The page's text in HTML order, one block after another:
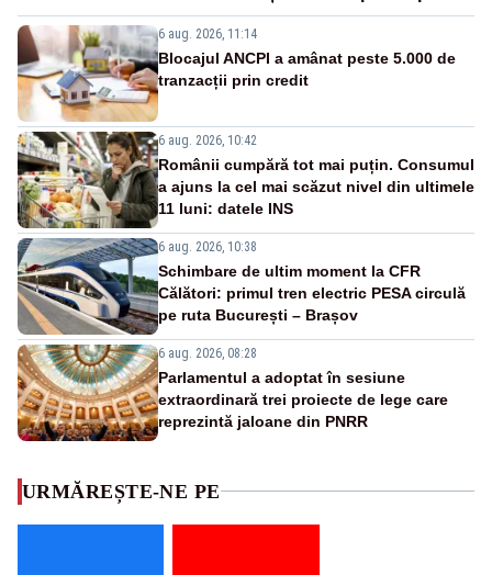
6 aug. 2026, 11:14
Blocajul ANCPI a amânat peste 5.000 de
tranzacții prin credit
6 aug. 2026, 10:42
Românii cumpără tot mai puțin. Consumul
a ajuns la cel mai scăzut nivel din ultimele
11 luni: datele INS
6 aug. 2026, 10:38
Schimbare de ultim moment la CFR
Călători: primul tren electric PESA circulă
pe ruta București – Brașov
6 aug. 2026, 08:28
Parlamentul a adoptat în sesiune
extraordinară trei proiecte de lege care
reprezintă jaloane din PNRR
URMĂREȘTE-NE PE